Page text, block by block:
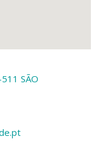
SÃO